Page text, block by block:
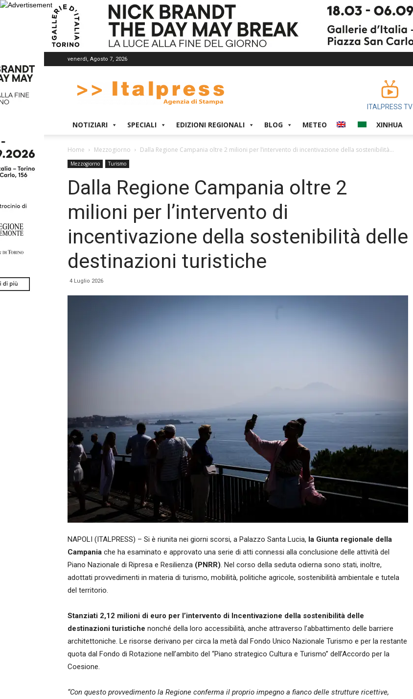
venerdì, Agosto 7, 2026
ITALPRESS TV
NOTIZIARI SPECIALI EDIZIONI REGIONALI BLOG METEO XINHUA
Home Mezzogiorno Dalla Regione Campania oltre 2 milioni per l’intervento di incentivazione della sostenibilità...
Mezzogiorno Turismo
Dalla Regione Campania oltre 2
milioni per l’intervento di
incentivazione della sostenibilità delle
destinazioni turistiche
4 Luglio 2026
NAPOLI (ITALPRESS) – Si è riunita nei giorni scorsi, a Palazzo Santa Lucia, la Giunta regionale della
Campania che ha esaminato e approvato una serie di atti connessi alla conclusione delle attività del
Piano Nazionale di Ripresa e Resilienza (PNRR). Nel corso della seduta odierna sono stati, inoltre,
adottati provvedimenti in materia di turismo, mobilità, politiche agricole, sostenibilità ambientale e tutela
del territorio.
Stanziati 2,12 milioni di euro per l’intervento di Incentivazione della sostenibilità delle
destinazioni turistiche nonché della loro accessibilità, anche attraverso l’abbattimento delle barriere
architettoniche. Le risorse derivano per circa la metà dal Fondo Unico Nazionale Turismo e per la restante
quota dal Fondo di Rotazione nell’ambito del “Piano strategico Cultura e Turismo” dell’Accordo per la
Coesione.
“Con questo provvedimento la Regione conferma il proprio impegno a fianco delle strutture ricettive,